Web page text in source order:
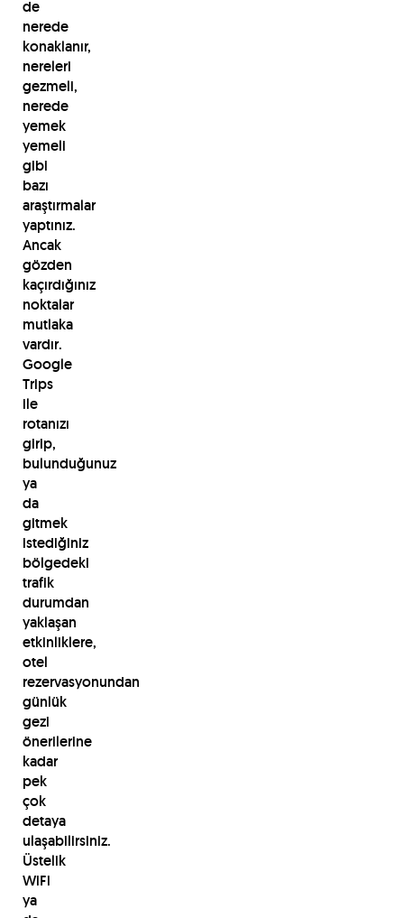
de
nerede
konaklanır,
nereleri
gezmeli,
nerede
yemek
yemeli
gibi
bazı
araştırmalar
yaptınız.
Ancak
gözden
kaçırdığınız
noktalar
mutlaka
vardır.
Google
Trips
ile
rotanızı
girip,
bulunduğunuz
ya
da
gitmek
istediğiniz
bölgedeki
trafik
durumdan
yaklaşan
etkinliklere,
otel
rezervasyonundan
günlük
gezi
önerilerine
kadar
pek
çok
detaya
ulaşabilirsiniz.
Üstelik
WiFi
ya